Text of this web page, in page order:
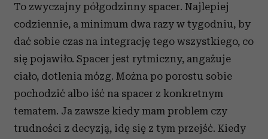
To zwyczajny półgodzinny spacer. Najlepiej
codziennie, a minimum dwa razy w tygodniu, by
dać sobie czas na integrację tego wszystkiego, co
się pojawiło. Spacer jest rytmiczny, angażuje
ciało, dotlenia mózg. Można po porostu sobie
pochodzić albo iść na spacer z konkretnym
tematem. Ja zawsze kiedy mam problem czy
trudności z decyzją, idę się z tym przejść. Kiedy